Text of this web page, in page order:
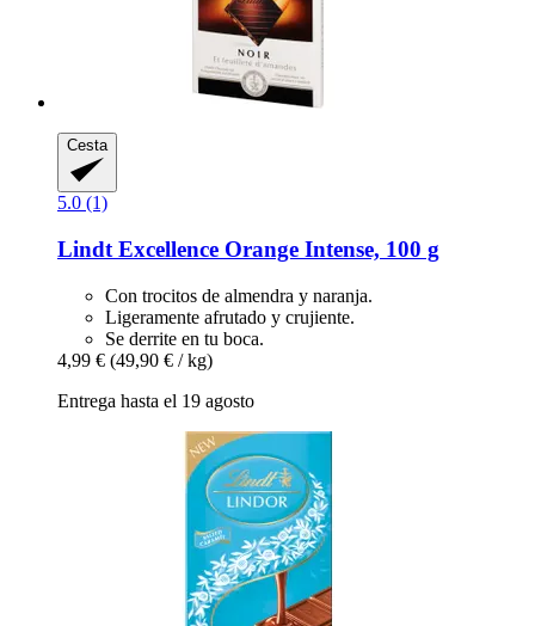
Cesta
5.0 (1)
Lindt Excellence Orange Intense, 100 g
Con trocitos de almendra y naranja.
Ligeramente afrutado y crujiente.
Se derrite en tu boca.
4,99 € (49,90 € / kg)
Entrega hasta el 19 agosto